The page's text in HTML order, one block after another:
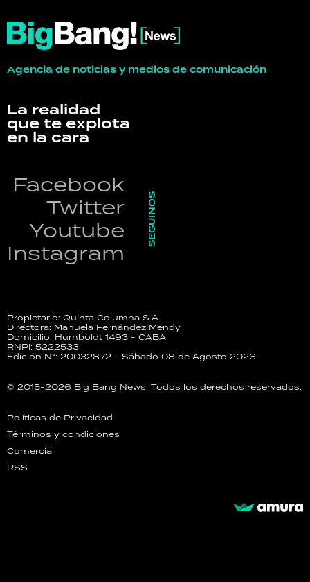
Agencia de noticias y medios de comunicación
La realidad
que te explota
en la cara
Facebook
Twitter
Youtube
Instagram
SEGUINOS
Propietario: Quinta Columna S.A.
Directora: Manuela Fernández Mendy
Domicilio: Humboldt 1493 - CABA
RNPI: 5222533
Edición N°: 20032872 - Sábado 08 de Agosto 2026
© 2015-2026 Big Bang News. Todos los derechos reservados.
Políticas de Privacidad
Términos y condiciones
Comercial
RSS